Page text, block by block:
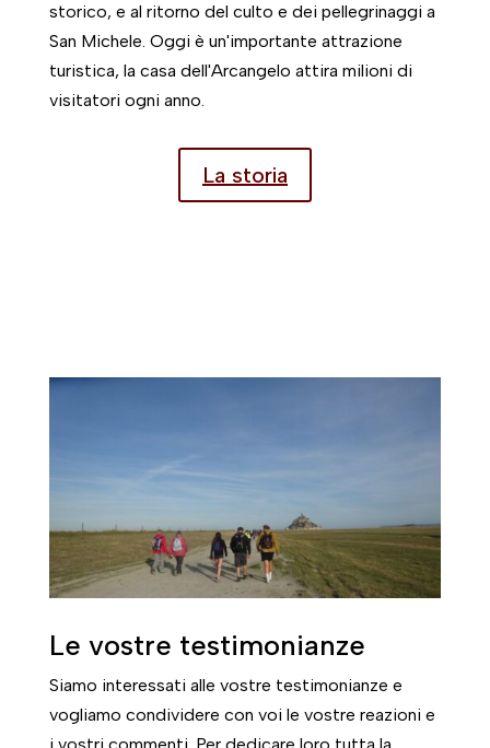
storico, e al ritorno del culto e dei pellegrinaggi a
San Michele. Oggi è un'importante attrazione
turistica, la casa dell'Arcangelo attira milioni di
visitatori ogni anno.
La storia
Le vostre testimonianze
Siamo interessati alle vostre testimonianze e
vogliamo condividere con voi le vostre reazioni e